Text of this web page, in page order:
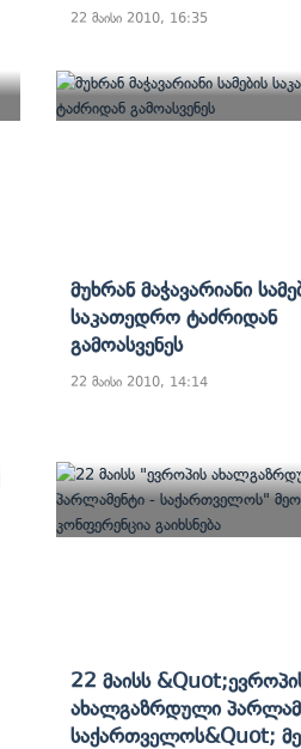
22 მაისი 2010, 16:35
Მუხრან Მაჭავარიანი
Საკათედრო Ტაძრიდან
Გამოასვენეს
22 მაისი 2010, 14:14
22 Მაისს
Ახალგაზრდული
Საქართველოს&quot;